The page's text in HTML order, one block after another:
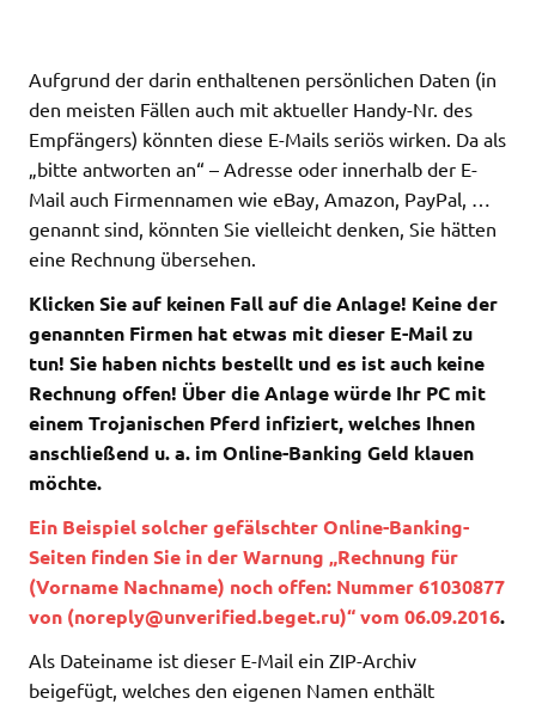
Aufgrund der darin enthaltenen persönlichen Daten (in
den meisten Fällen auch mit aktueller Handy-Nr. des
Empfängers) könnten diese E-Mails seriös wirken. Da als
„bitte antworten an“ – Adresse oder innerhalb der E-
Mail auch Firmennamen wie eBay, Amazon, PayPal, …
genannt sind, könnten Sie vielleicht denken, Sie hätten
eine Rechnung übersehen.
Klicken Sie auf keinen Fall auf die Anlage! Keine der
genannten Firmen hat etwas mit dieser E-Mail zu
tun! Sie haben nichts bestellt und es ist auch keine
Rechnung offen! Über die Anlage würde Ihr PC mit
einem Trojanischen Pferd infiziert, welches Ihnen
anschließend u. a. im Online-Banking Geld klauen
möchte.
Ein Beispiel solcher gefälschter Online-Banking-
Seiten finden Sie in der Warnung „Rechnung für
(Vorname Nachname) noch offen: Nummer 61030877
von (noreply@unverified.beget.ru)“ vom 06.09.2016.
Als Dateiname ist dieser E-Mail ein ZIP-Archiv
beigefügt, welches den eigenen Namen enthält